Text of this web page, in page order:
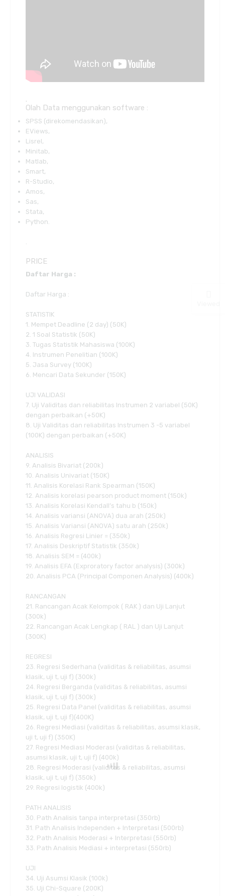
.
Olah Data menggunakan software :
SPSS (direkomendasikan),
EViews,
Lisrel,
Minitab,
Matlab,
Smart,
R-Studio,
Amos,
Sas,
Stata,
Python.
PRICE
Daftar Harga :
Daftar Harga :
STATISTIK
1. Mempet Deadline (2 day) (50K)
2. 1 Soal Statistik (50K)
3. Tugas Statistik Mahasiswa (100K)
4. Instrumen Penelitian (100K)
5. Jasa Survey (100K)
6. Mencari Data Sekunder (150K)
UJI VALIDASI
7. Uji Validitas dan reliabilitas Instrumen 2 variabel (50K)
dengan perbaikan (+50K)
8. Uji Validitas dan reliabilitas Instrumen 3 -5 variabel
(100K) dengan perbaikan (+50K)
ANALISIS
9. Analisis Bivariat (200k)
10. Analisis Univariat (150K)
11. Analisis Korelasi Rank Spearman (150K)
12. Analisis korelasi pearson product moment (150k)
13. Analisis Korelasi Kendall’s tahu b (150k)
14. Analisis variansi (ANOVA) dua arah (250k)
15. Analisis Variansi (ANOVA) satu arah (250k)
16. Analisis Regresi Linier = (350k)
17. Analisis Deskriptif Statistik (350k)
18. Analisis SEM = (400k)
19. Analisis EFA (Exproratory factor analysis) (300k)
20. Analisis PCA (Principal Componen Analysis) (400k)
RANCANGAN
21. Rancangan Acak Kelompok ( RAK ) dan Uji Lanjut
(300k)
22. Rancangan Acak Lengkap ( RAL ) dan Uji Lanjut
(300K)
REGRESI
23. Regresi Sederhana (validitas & reliabilitas, asumsi
klasik, uji t, uji f) (300k)
24. Regresi Berganda (validitas & reliabilitas, asumsi
klasik, uji t, uji f) (300k)
25. Regresi Data Panel (validitas & reliabilitas, asumsi
klasik, uji t, uji f)(400K)
26. Regresi Mediasi (validitas & reliabilitas, asumsi klasik,
uji t, uji f) (350K)
27. Regresi Mediasi Moderasi (validitas & reliabilitas,
asumsi klasik, uji t, uji f) (400k)
28. Regresi Moderasi (validitas & reliabilitas, asumsi
klasik, uji t, uji f) (350k)
29. Regresi logistik (400k)
PATH ANALISIS
30. Path Analisis tanpa interpretasi (350rb)
31. Path Analisis Independen + Interpretasi (500rb)
32. Path Analisis Moderasi + Interpretasi (550rb)
33. Path Analisis Mediasi + interpretasi (550rb)
UJI
34. Uji Asumsi Klasik (100k)
35. Uji Chi-Square (200K)